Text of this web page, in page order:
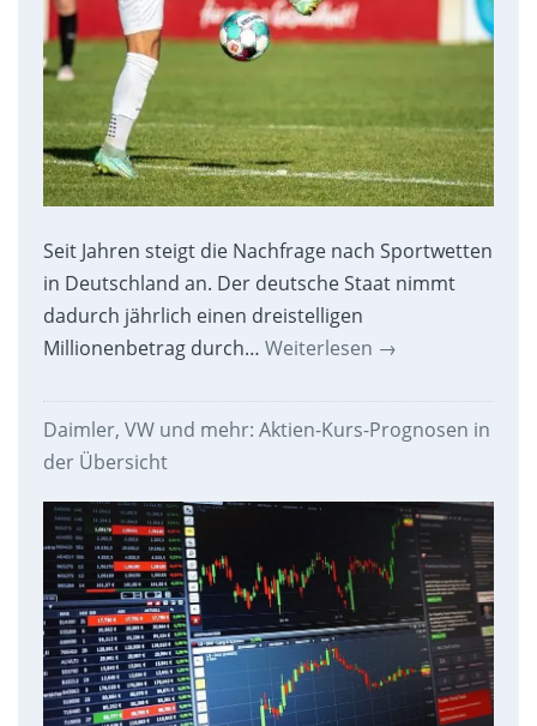
Seit Jahren steigt die Nachfrage nach Sportwetten
in Deutschland an. Der deutsche Staat nimmt
dadurch jährlich einen dreistelligen
Millionenbetrag durch… Weiterlesen →
Daimler, VW und mehr: Aktien-Kurs-Prognosen in
der Übersicht